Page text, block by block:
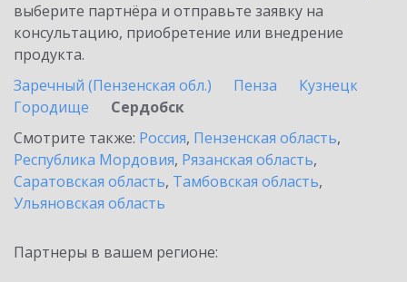
выберите партнёра и отправьте заявку на
консультацию, приобретение или внедрение
продукта.
Заречный (Пензенская обл.)
Пенза
Кузнецк
Городище
Сердобск
Смотрите также: Россия, Пензенская область,
Республика Мордовия, Рязанская область,
Саратовская область, Тамбовская область,
Ульяновская область
Партнеры в вашем регионе: